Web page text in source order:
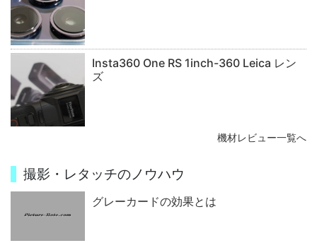
Insta360 One RS 1inch-360 Leica レン
ズ
機材レビュー一覧へ
撮影・レタッチのノウハウ
グレーカードの効果とは